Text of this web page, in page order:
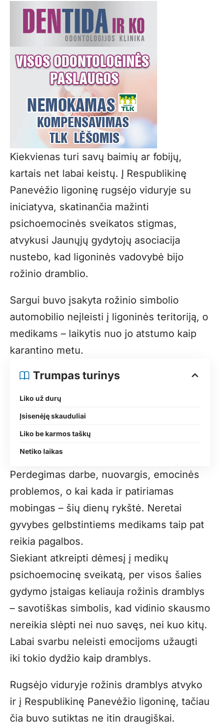
Kiekvienas turi savų baimių ar fobijų,
kartais net labai keistų. Į Respublikinę
Panevėžio ligoninę rugsėjo viduryje su
iniciatyva, skatinančia mažinti
psichoemocinės sveikatos stigmas,
atvykusi Jaunųjų gydytojų asociacija
nustebo, kad ligoninės vadovybė bijo
rožinio dramblio.
Sargui buvo įsakyta rožinio simbolio
automobilio neįleisti į ligoninės teritoriją, o
medikams – laikytis nuo jo atstumo kaip
karantino metu.
Trumpas turinys
Liko už durų
Įsisenėję skauduliai
Liko be karmos taškų
Netiko laikas
Perdegimas darbe, nuovargis, emocinės
problemos, o kai kada ir patiriamas
mobingas – šių dienų rykštė. Neretai
gyvybes gelbstintiems medikams taip pat
reikia pagalbos.
Siekiant atkreipti dėmesį į medikų
psichoemocinę sveikatą, per visos šalies
gydymo įstaigas keliauja rožinis dramblys
– savotiškas simbolis, kad vidinio skausmo
nereikia slėpti nei nuo savęs, nei kuo kitų.
Labai svarbu neleisti emocijoms užaugti
iki tokio dydžio kaip dramblys.
Rugsėjo viduryje rožinis dramblys atvyko
ir į Respublikinę Panevėžio ligoninę, tačiau
čia buvo sutiktas ne itin draugiškai.